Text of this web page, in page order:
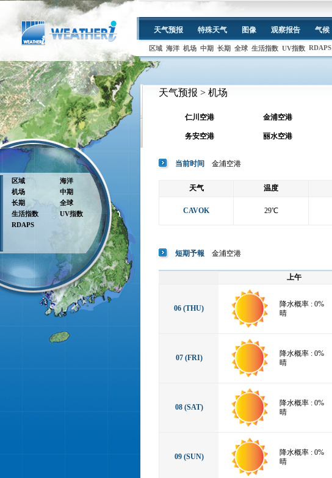
天气预报 特殊天气 图像 观察报告 气候
区域 海洋 机场 中期 长期 全球 生活指数 UV指数 RDAPS
天气预报 > 机场
仁川空港 金浦空港
务安空港 丽水空港
区域
机场
长期
生活指数
RDAPS
海洋
中期
全球
UV指数
当前时间 金浦空港
天气 温度
CAVOK 29℃
短期予報 金浦空港
上午
06 (THU)
降水概率 : 0%
晴
07 (FRI)
降水概率 : 0%
晴
08 (SAT)
降水概率 : 0%
晴
09 (SUN)
降水概率 : 0%
晴